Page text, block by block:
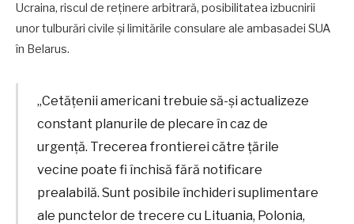
Ucraina, riscul de reținere arbitrară, posibilitatea izbucnirii
unor tulburări civile și limitările consulare ale ambasadei SUA
în Belarus.
„Cetățenii americani trebuie să-și actualizeze
constant planurile de plecare în caz de
urgență. Trecerea frontierei către țările
vecine poate fi închisă fără notificare
prealabilă. Sunt posibile închideri suplimentare
ale punctelor de trecere cu Lituania, Polonia,